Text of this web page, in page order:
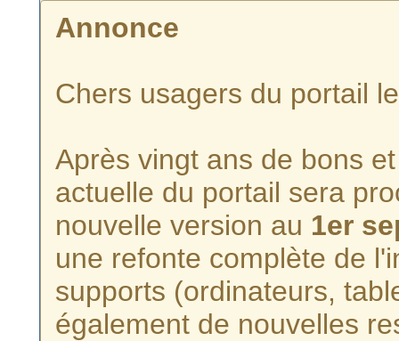
Annonce
Chers usagers du portail
Après vingt ans de bons
actuelle du portail sera
nouvelle version au 1er
une refonte complète de
supports (ordinateurs,
également de nouvelles